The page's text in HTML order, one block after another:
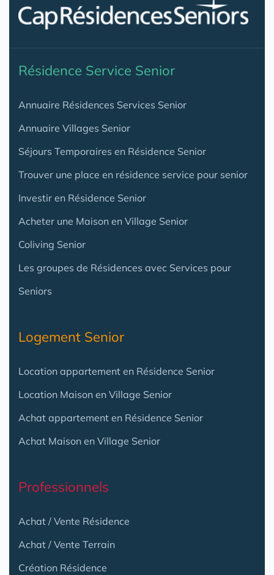
Résidence Service Senior
Annuaire Résidences Services Senior
Annuaire Villages Senior
Séjours Temporaires en Résidence Senior
Trouver une place en résidence service pour senior
Investir en Résidence Senior
Acheter une Maison en Village Senior
Coliving Senior
Les groupes de Résidences avec Services pour
Seniors
Logement Senior
Location appartement en Résidence Senior
Location Maison en Village Senior
Achat appartement en Résidence Senior
Achat Maison en Village Senior
Professionnels
Achat / Vente Résidence
Achat / Vente Terrain
Création Résidence